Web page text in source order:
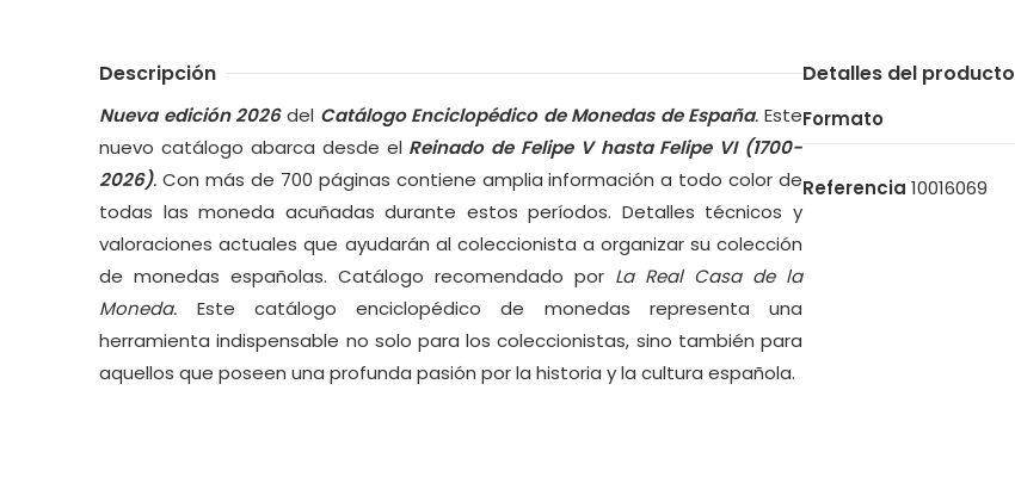
Descripción
Nueva edición 2026del Catálogo Enciclopédico de Monedas de España.Este
nuevo catálogo abarca desde el Reinado de Felipe V hasta Felipe VI (1700-
2026).Con más de 700 páginas contiene amplia información a todo color de
todas las moneda acuñadas durante estos períodos. Detalles técnicos y
valoraciones actuales que ayudarán al coleccionista a organizar su colección
de monedas españolas. Catálogo recomendado por La Real Casa de la
Moneda.
Este catálogo enciclopédico de monedas representa una
herramienta indispensable no solo para los coleccionistas, sino también para
aquellos que poseen una profunda pasión por la historia y la cultura española.
Detalles del producto
Formato
Referencia 10016069